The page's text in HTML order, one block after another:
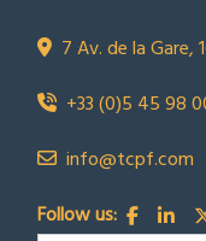
7 Av. de la Gare,
+33 (0)5 45 98
info@tcpf.com
Follow us: